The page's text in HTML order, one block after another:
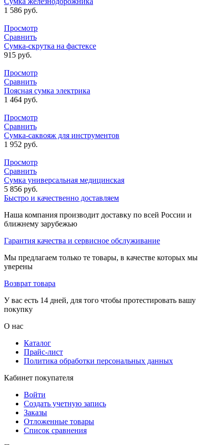
1 586 руб.
Просмотр
Сравнить
Сумка-скрутка на фастексе
915 руб.
Просмотр
Сравнить
Поясная сумка электрика
1 464 руб.
Просмотр
Сравнить
Сумка-саквояж для инструментов
1 952 руб.
Просмотр
Сравнить
Сумка универсальная медицинская
5 856 руб.
Быстро и качественно доставляем
Наша компания производит доставку по всей России и
ближнему зарубежью
Гарантия качества и сервисное обслуживание
Мы предлагаем только те товары, в качестве которых мы
уверены
Возврат товара
У вас есть 14 дней, для того чтобы протестировать вашу
покупку
О нас
Каталог
Прайс-лист
Политика обработки персональных данных
Кабинет покупателя
Войти
Создать учетную запись
Заказы
Отложенные товары
Список сравнения